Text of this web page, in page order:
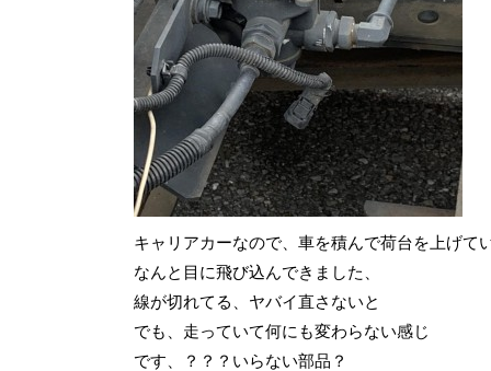
キャリアカーなので、車を積んで荷台を上げて
なんと目に飛び込んできました、
線が切れてる、ヤバイ直さないと
でも、走っていて何にも変わらない感じ
です、？？？いらない部品？